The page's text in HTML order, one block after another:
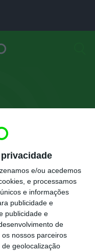
e/ou acedemos
e processamos
e informações
publicidade e
publicidade e
de
nossos parceiros
geolocalização
de Fabricantes